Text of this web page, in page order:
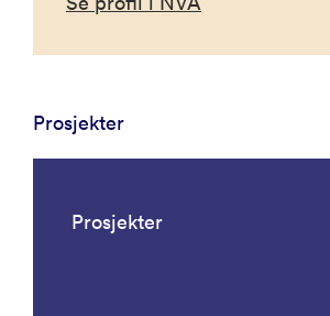
Prosjekter
Prosjekter